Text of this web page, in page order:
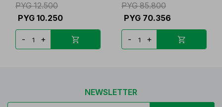
PYG 12.500
PYG 10.250
- +
PYG 85.800
PYG 70.356
- +
NEWSLETTER